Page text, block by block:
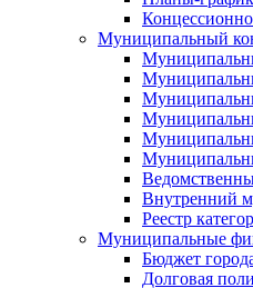
Муниципальный
Внутренний
Реестр
Муниципальные
Бюджет
Долговая